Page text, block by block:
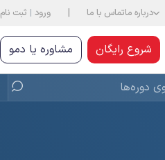
درباره ماتماس با ما | ورود | ثبت نام
شروع رایگان مشاوره یا دمو